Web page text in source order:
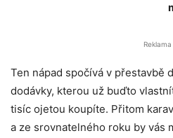
Reklama
Ten nápad spočívá v přestavbě
dodávky, kterou už buďto
tisíc ojetou koupíte. Přitom
a ze srovnatelného roku by vás